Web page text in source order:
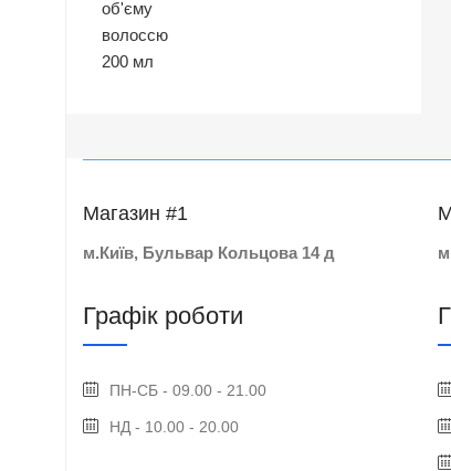
Магазин #1
м.Київ, Бульвар Кольцова 14 д
Графік роботи
ПН-СБ - 09.00 - 21.00
НД - 10.00 - 20.00